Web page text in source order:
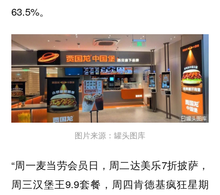
63.5%。
图片来源：罐头图库
“周一麦当劳会员日，周二达美乐7折披萨，
周三汉堡王9.9套餐，周四肯德基疯狂星期